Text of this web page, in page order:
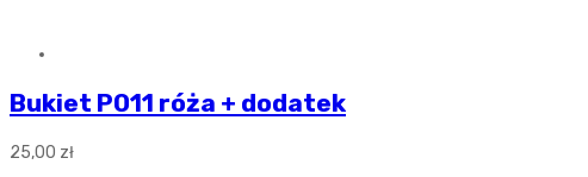
Bukiet P011 róża + dodatek
25,00 zł